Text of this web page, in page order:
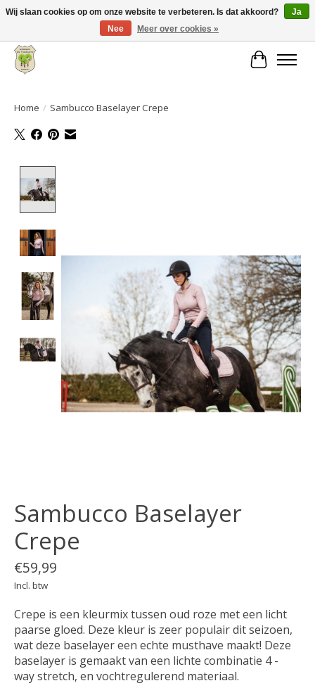
Grote keuze aan producten en snelle verzending!
Home / Sambucco Baselayer Crepe
Sambucco Baselayer
Crepe
€59,99
Incl. btw
Crepe is een kleurmix tussen oud roze met een licht
paarse gloed. Deze kleur is zeer populair dit seizoen,
wat deze baselayer een echte musthave maakt! Deze
baselayer is gemaakt van een lichte combinatie 4 -
way stretch, en vochtregulerend materiaal.
Wij slaan cookies op om onze website te verbeteren. Is dat akkoord?
Ja
Nee
Meer over cookies »